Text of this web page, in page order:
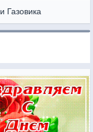
Газовика